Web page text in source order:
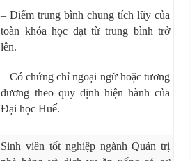
– Điểm trung bình chung tích lũy của
toàn khóa học đạt từ trung bình trở
lên.
– Có chứng chỉ ngoại ngữ hoặc tương
đương theo quy định hiện hành của
Đại học Huế.
Sinh viên tốt nghiệp ngành Quản trị